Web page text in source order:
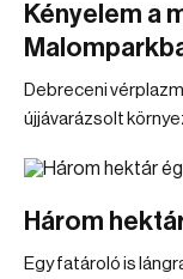
Kényelem a
Debreceni
újjávarázsolt
Három
Egy fatároló is